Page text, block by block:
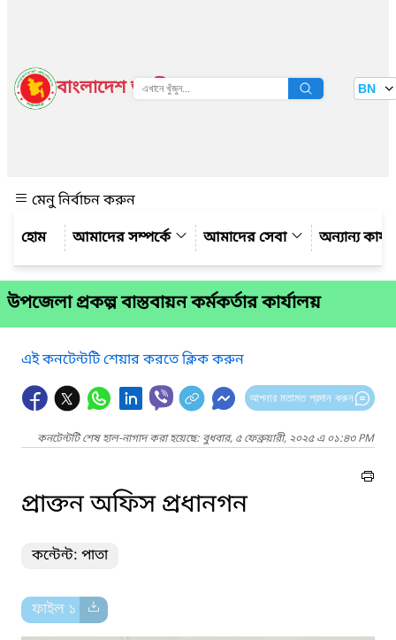
বাংলাদেশ জাতীয় তথ্য বাতায়ন BN
মেনু নির্বাচন করুন
আমাদের সম্পর্কে
আমাদের সেবা অন্যান্য
উপজেলা প্রকল্প বাস্তবায়ন কর্মকর্তার কার্যালয়
এই কনটেন্টটি শেয়ার করতে ক্লিক করুন
আপনার মতামত প্রদান করুন
কনটেন্টটি শেষ হাল-নাগাদ করা হয়েছে: বুধবার, ৫ ফেব্রুয়ারী, ২০২৫ এ ০১:৪৩ PM
প্রাক্তন অফিস প্রধানগন
কন্টেন্ট: পাতা
ফাইল ১